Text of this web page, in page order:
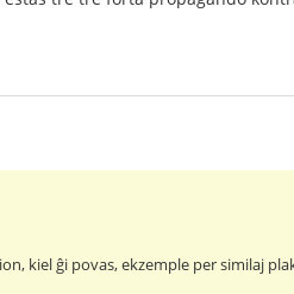
kiel ĝi povas, ekzemple per similaj